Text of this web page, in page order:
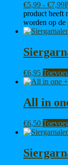
€5,99 - €7,99
product heeft
worden op de
€6,95
All in
€6,50